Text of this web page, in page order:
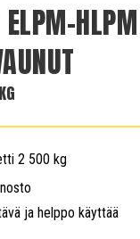
ELPM-
2 500 kg
ja helppo käyttää